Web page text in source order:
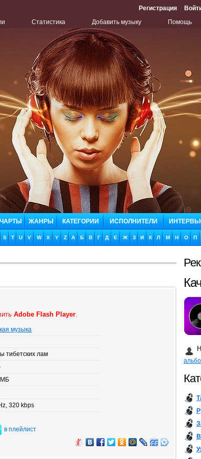
Регистрация
Статистика Добавить музыку Помощь
ЧАРТЫ ЖАНРЫ КАТЕГОРИИ ИСПОЛНИТЕЛИ
S T U V W X Y Z А Б В Г Д Е Ж З И К Л М Н О П
Adobe Flash Player.
музыка
тибетских лам
МБ
320 kbps
в плейлист